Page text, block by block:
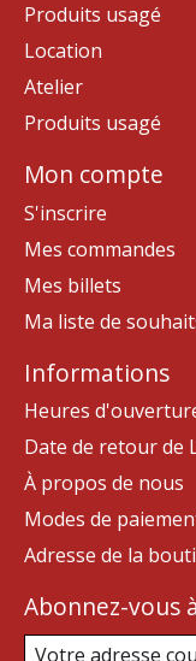
Produits usagé
Location
Atelier
Produits usagé
Mon compte
S'inscrire
Mes commandes
Mes billets
Ma liste de
Informations
Heures
Date de retour de
À propos de nous
Modes de
Adresse de la
Abonnez-